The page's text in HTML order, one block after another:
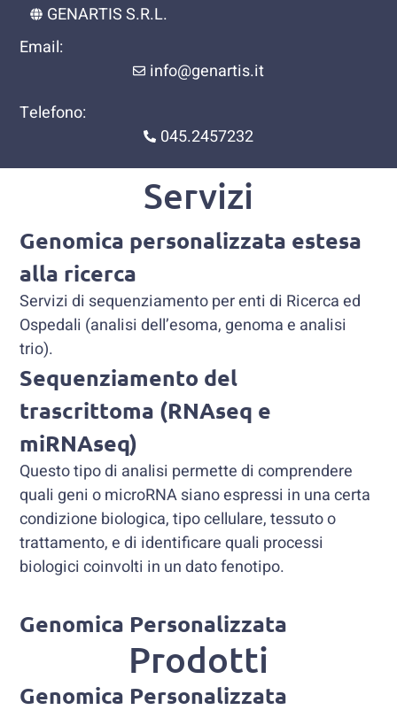
GENARTIS S.R.L.
Email:
info@genartis.it
Telefono:
045.2457232
Servizi
Genomica personalizzata estesa
alla ricerca
Servizi di sequenziamento per enti di Ricerca ed
Ospedali (analisi dell’esoma, genoma e analisi
trio).
Sequenziamento del
trascrittoma (RNAseq e
miRNAseq)
Questo tipo di analisi permette di comprendere
quali geni o microRNA siano espressi in una certa
condizione biologica, tipo cellulare, tessuto o
trattamento, e di identificare quali processi
biologici coinvolti in un dato fenotipo.
Genomica Personalizzata
Prodotti
Genomica Personalizzata